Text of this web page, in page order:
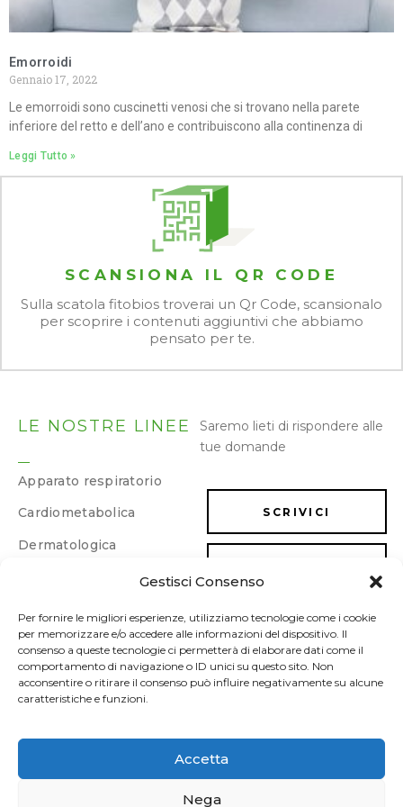
Gestisci Consenso
Per fornire le migliori esperienze, utilizziamo tecnologie come i cookie
per memorizzare e/o accedere alle informazioni del dispositivo. Il
consenso a queste tecnologie ci permetterà di elaborare dati come il
comportamento di navigazione o ID unici su questo sito. Non
acconsentire o ritirare il consenso può influire negativamente su alcune
caratteristiche e funzioni.
Accetta
Nega
Emorroidi
Gennaio 17, 2022
Le emorroidi sono cuscinetti venosi che si trovano nella parete
inferiore del retto e dell’ano e contribuiscono alla continenza di
Leggi Tutto »
SCANSIONA IL QR CODE
Sulla scatola fitobios troverai un Qr Code, scansionalo
per scoprire i contenuti aggiuntivi che abbiamo
pensato per te.
LE NOSTRE LINEE
Apparato respiratorio
Cardiometabolica
Dermatologica
Energia e memoria
Gastrointestinale
Ginecologica/Urologica
Sonno e umore
Sport
Saremo lieti di rispondere alle
tue domande
SCRIVICI